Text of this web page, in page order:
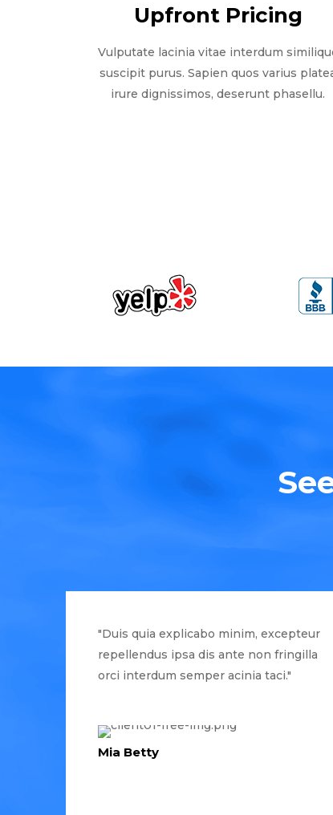
Upfront Pricing
Vulputate lacinia vitae interdum
suscipit purus. Sapien quos varius
irure dignissimos, deserunt phasellu.
"Duis quia explicabo minim, excepteur
repellendus ipsa dis ante non fringilla
orci interdum semper acinia taci."
Mia Betty